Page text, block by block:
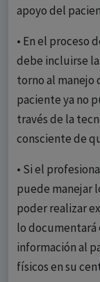
apoyo del
• En el proceso
debe incluirse
torno al manejo
paciente ya no
través de la
consciente de
• Si el
puede manejar
poder realizar
lo documentará
información al
físicos en su